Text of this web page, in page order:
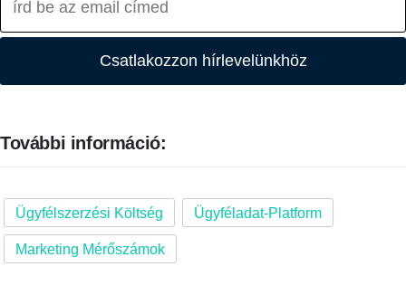
Csatlakozzon hírlevelünkhöz
További információ:
Ügyfélszerzési Költség Ügyféladat-Platform
Marketing Mérőszámok